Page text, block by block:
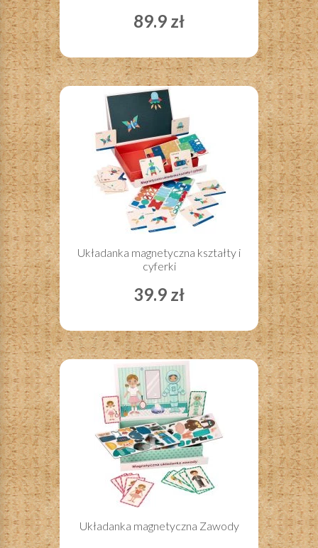
89.9 zł
Układanka magnetyczna kształty i
cyferki
39.9 zł
Układanka magnetyczna Zawody